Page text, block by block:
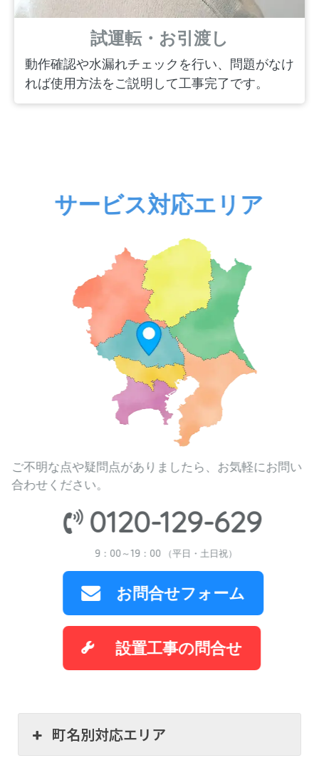
試運転・お引渡し
動作確認や水漏れチェックを行い、問題がなけ
れば使用方法をご説明して工事完了です。
サービス対応エリア
ご不明な点や疑問点がありましたら、お気軽にお問い
合わせください。
0120-129-629
9：00～19：00 （平日・土日祝）
お問合せフォーム
設置工事の問合せ
町名別対応エリア